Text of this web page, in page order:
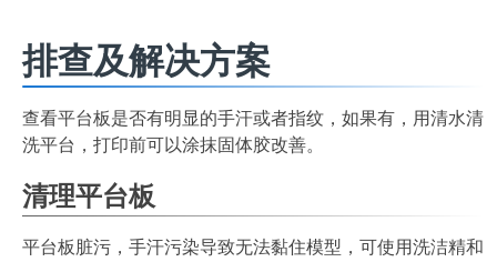
排查及解决方案
查看平台板是否有明显的手汗或者指纹，如果有，用清水清
洗平台，打印前可以涂抹固体胶改善。
清理平台板
平台板脏污，手汗污染导致无法黏住模型，可使用洗洁精和